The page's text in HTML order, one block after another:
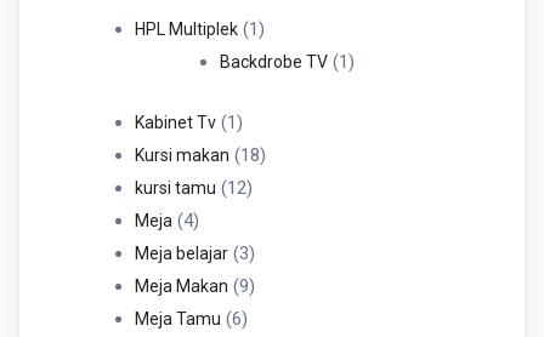
HPL Multiplek 11
Produk
Backdrobe TV 11
Kabinet Tv 11
Produk
Kursi makan 1818
kursi tamu 1212
Meja 44
Produk
Meja belajar 33
Produk
Meja Makan 99
Meja Tamu 66